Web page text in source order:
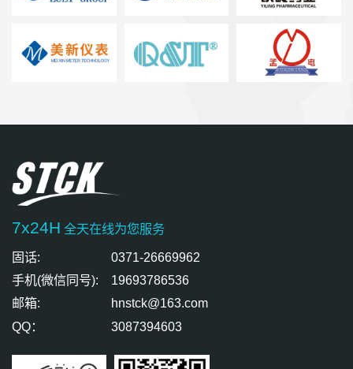
7x24H 全天在线为您服务
固话:
0371-26669962
手机(微信同号):
19693786536
邮箱:
hnstck@163.com
QQ：
3087394603